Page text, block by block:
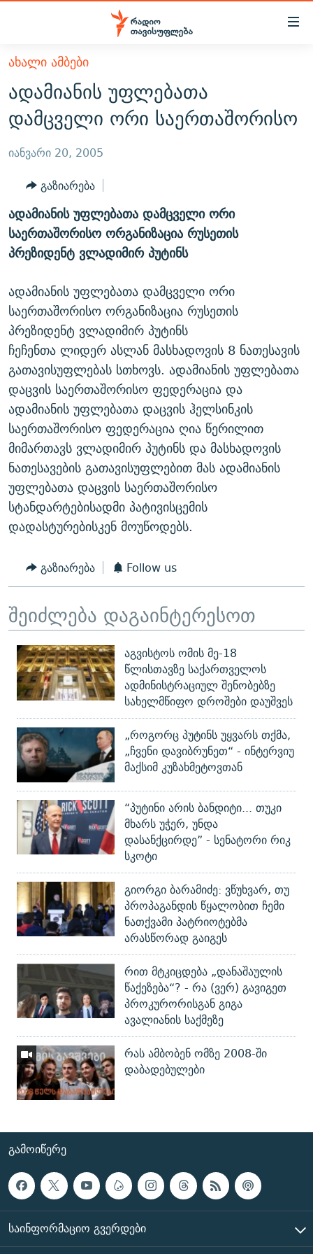
Accessibility
მთავარ
შინაარსზე
დაბრუნება
მთავარ
დაბრუნება
ძიებაზე
დაბრუნება
ᲐᲮᲐᲚᲘ ᲐᲛᲑᲔᲑᲘ
ᲗᲔᲛᲔᲑᲘ
ᲞᲝᲚᲘᲢᲘᲙᲐ
ᲔᲙᲝᲜᲝᲛᲘᲙᲐ
ᲡᲐᲖᲝᲒᲐᲓᲝᲔᲑᲐ
ᲡᲞᲝᲠᲢᲘ
ᲕᲘᲓᲔᲝ
ᲑᲚᲝᲒᲔᲑᲘ
ᲞᲝᲓᲙᲐᲡᲢᲔᲑᲘ
ᲜᲘᲙᲝᲡ ᲞᲝᲓᲙᲐᲡᲢᲘ
60 ᲓᲔᲪᲘᲑᲔᲚᲘ
ᲓᲘᲚᲘᲡ ᲡᲐᲣᲑᲠᲔᲑᲘ
ᲛᲝᲚᲐᲞᲐᲠᲐᲙᲔ ᲢᲔᲥᲡᲢᲔᲑᲘ
ᲨᲘᲜ - ᲣᲪᲮᲝᲔᲗᲨᲘ
ᲚᲘᲢᲔᲠᲐᲢᲣᲠᲣᲚᲘ ᲬᲐᲮᲜᲐᲒᲔᲑᲘ
ᲐᲛᲔᲠᲘᲙᲣᲚᲘ ᲛᲝᲗᲮᲠᲝᲑᲐ
ᲘᲛᲞᲔᲠᲘᲐ ᲓᲐ ᲠᲐᲓᲘᲝ
ᲗᲐᲕᲘᲡᲣᲤᲚᲔᲑᲘᲡ ᲛᲝᲜᲘᲢᲝᲠᲘ
ᲤᲔᲜᲝᲕᲐᲜᲘ - 2.10
ᲗᲥᲕᲔᲜᲘ ᲞᲣᲑᲚᲘᲙᲐᲪᲘᲔᲑᲘ
ᲞᲠᲝᲔᲥᲢᲔᲑᲘ
ᲓᲐᲛᲝᲣᲙᲘᲓᲔᲑᲚᲝᲑᲘᲡ 100 ᲬᲔᲚᲘ
ᲩᲔᲛᲘ ᲡᲘᲙᲕᲓᲘᲚᲘᲡ ᲛᲘᲖᲔᲖᲘᲐ COVID-19
11 ᲬᲔᲚᲘ - 11 ᲐᲛᲑᲐᲕᲘ
ᲡᲐᲞᲐᲠᲚᲐᲛᲔᲜᲢᲝ ᲐᲠᲩᲔᲕᲜᲔᲑᲘᲡ ᲘᲡᲢᲝᲠᲘᲐ
ᲑᲐᲕᲨᲕᲔᲑᲘ ᲞᲠᲝᲡᲢᲘᲢᲣᲪᲘᲐᲨᲘ - ᲐᲛᲝᲣᲗᲥᲛᲔᲚᲘ ᲐᲛᲑᲐᲕᲘ
5 ᲐᲛᲑᲐᲕᲘ - 20 ᲘᲕᲜᲘᲡᲡ ᲓᲐᲨᲐᲕᲔᲑᲣᲚᲔᲑᲘ
ᲐᲒᲕᲘᲡᲢᲝᲡ ᲝᲛᲘ
ПРИВЕТ ᲙᲣᲚᲢᲣᲠᲐ
ЭХО КАВКАЗА
ᲒᲐᲛᲝᲘᲬᲔᲠᲔ
რთე/რთ-ის ყველა საიტი
ᲐᲮᲐᲚᲘ ᲐᲛᲑᲔᲑᲘ
ადამიანის უფლებათა
დამცველი ორი საერთაშორისო
იანვარი 20, 2005
გაზიარება
ადამიანის უფლებათა დამცველი ორი
საერთაშორისო ორგანიზაცია რუსეთის
პრეზიდენტ ვლადიმირ პუტინს
ადამიანის უფლებათა დამცველი ორი
საერთაშორისო ორგანიზაცია რუსეთის
პრეზიდენტ ვლადიმირ პუტინს
ჩეჩენთა ლიდერ ასლან მასხადოვის 8 ნათესავის
გათავისუფლებას სთხოვს. ადამიანის უფლებათა
დაცვის საერთაშორისო ფედერაცია და
ადამიანის უფლებათა დაცვის ჰელსინკის
საერთაშორისო ფედერაცია ღია წერილით
მიმართავს ვლადიმირ პუტინს და მასხადოვის
ნათესავების გათავისუფლებით მას ადამიანის
უფლებათა დაცვის საერთაშორისო
სტანდარტებისადმი პატივისცემის
დადასტურებისკენ მოუწოდებს.
გაზიარება Follow us
შეიძლება დაგაინტერესოთ
აგვისტოს ომის მე-18
წლისთავზე საქართველოს
ადმინისტრაციულ შენობებზე
სახელმწიფო დროშები დაუშვეს
„როგორც პუტინს უყვარს თქმა,
„ჩვენი დავიბრუნეთ“ - ინტერვიუ
მაქსიმ კუზახმეტოვთან
“პუტინი არის ბანდიტი... თუკი
მხარს უჭერ, უნდა
დასანქცირდე” - სენატორი რიკ
სკოტი
გიორგი ბარამიძე: ვწუხვარ, თუ
პროპაგანდის წყალობით ჩემი
ნათქვამი პატრიოტებმა
არასწორად გაიგეს
რით მტკიცდება „დანაშაულის
წაქეზება“? - რა (ვერ) გავიგეთ
პროკურორისგან გიგა
ავალიანის საქმეზე
რას ამბობენ ომზე 2008-ში
დაბადებულები
ᲒᲐᲛᲝᲘᲬᲔᲠᲔ
ᲡᲐᲘᲜᲤᲝᲠᲛᲐᲪᲘᲝ ᲒᲕᲔᲠᲓᲔᲑᲘ